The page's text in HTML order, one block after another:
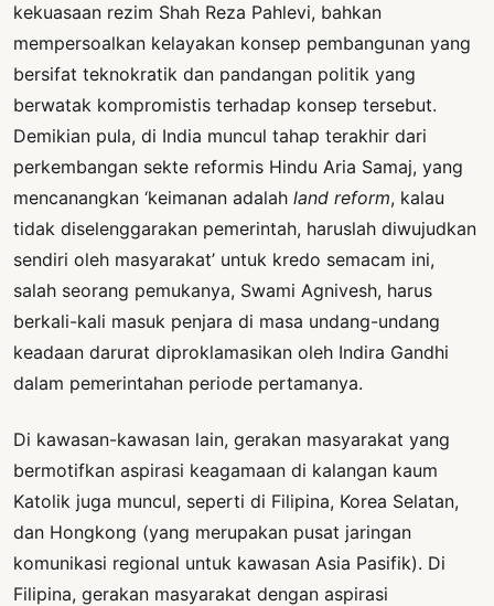
kekuasaan rezim Shah Reza Pahlevi, bahkan
mempersoalkan kelayakan konsep pembangunan yang
bersifat teknokratik dan pandangan politik yang
berwatak kompromistis terhadap konsep tersebut.
Demikian pula, di India muncul tahap terakhir dari
perkembangan sekte reformis Hindu Aria Samaj, yang
mencanangkan ‘keimanan adalah land reform, kalau
tidak diselenggarakan pemerintah, haruslah diwujudkan
sendiri oleh masyarakat’ untuk kredo semacam ini,
salah seorang pemukanya, Swami Agnivesh, harus
berkali-kali masuk penjara di masa undang-undang
keadaan darurat diproklamasikan oleh Indira Gandhi
dalam pemerintahan periode pertamanya.
Di kawasan-kawasan lain, gerakan masyarakat yang
bermotifkan aspirasi keagamaan di kalangan kaum
Katolik juga muncul, seperti di Filipina, Korea Selatan,
dan Hongkong (yang merupakan pusat jaringan
komunikasi regional untuk kawasan Asia Pasifik). Di
Filipina, gerakan masyarakat dengan aspirasi